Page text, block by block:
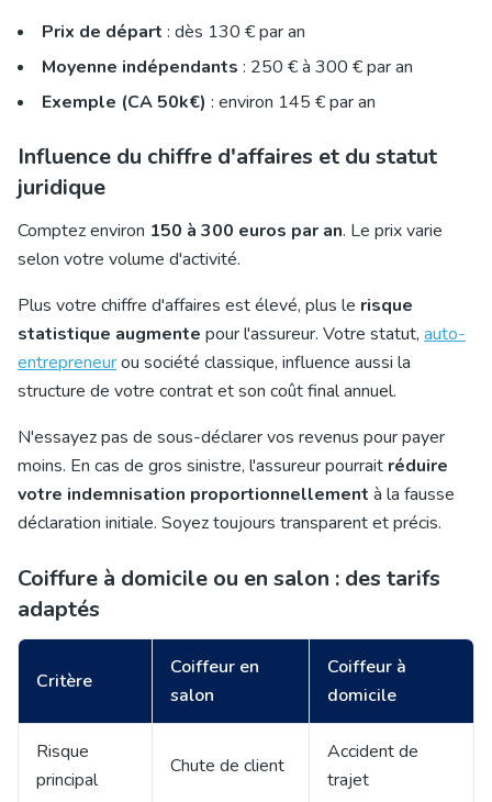
Prix de départ : dès 130 € par an
Moyenne indépendants : 250 € à 300 € par an
Exemple (CA 50k€) : environ 145 € par an
Influence du chiffre d'affaires et du statut
juridique
Comptez environ 150 à 300 euros par an. Le prix varie
selon votre volume d'activité.
Plus votre chiffre d'affaires est élevé, plus le risque
statistique augmente pour l'assureur. Votre statut, auto-
entrepreneurou société classique, influence aussi la
structure de votre contrat et son coût final annuel.
N'essayez pas de sous-déclarer vos revenus pour payer
moins. En cas de gros sinistre, l'assureur pourrait réduire
votre indemnisation proportionnellement à la fausse
déclaration initiale. Soyez toujours transparent et précis.
Coiffure à domicile ou en salon : des tarifs
adaptés
Critère
Coiffeur en
salon
Coiffeur à
domicile
Risque
principal
Chute de client
Accident de
trajet